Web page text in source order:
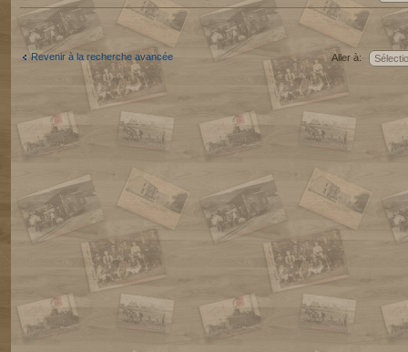
Revenir à la recherche avancée Aller à: